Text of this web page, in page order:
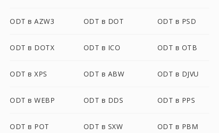
ODT в AZW3 ODT в DOT ODT в PSD
ODT в DOTX ODT в ICO ODT в OTB
ODT в XPS ODT в ABW ODT в DJVU
ODT в WEBP ODT в DDS ODT в PPS
ODT в POT ODT в SXW ODT в PBM